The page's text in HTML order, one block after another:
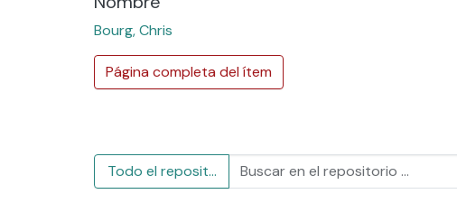
Bourg, Chris
Página completa del ítem
Todo el repositorio